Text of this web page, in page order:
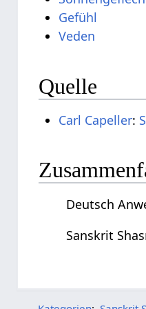
Gefühl
Veden
Quelle
Carl Capeller:
Deutsch
Sanskrit